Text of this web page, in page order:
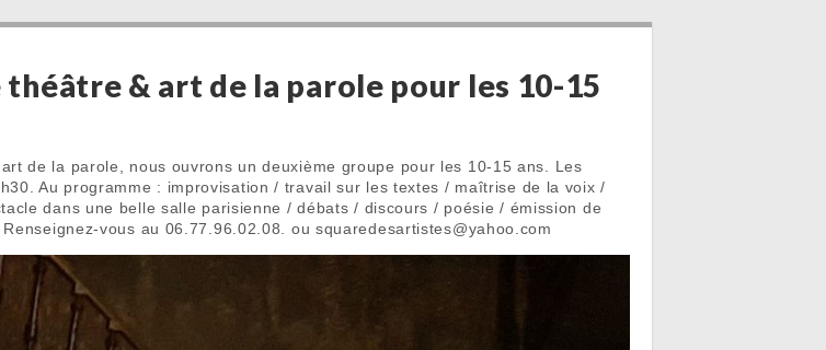
& art de la parole pour les 10-15
de la parole, nous ouvrons un deuxième groupe pour les 10-15 ans. Les
Au programme : improvisation / travail sur les textes / maîtrise de la voix /
dans une belle salle parisienne / débats / discours / poésie / émission de
vous au 06.77.96.02.08. ou squaredesartistes@yahoo.com